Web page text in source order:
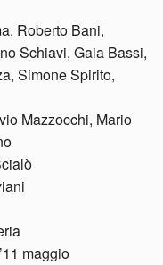
Roberto Bani,
Schiavi, Gaia Bassi,
Simone Spirito,
Mazzocchi, Mario
maggio